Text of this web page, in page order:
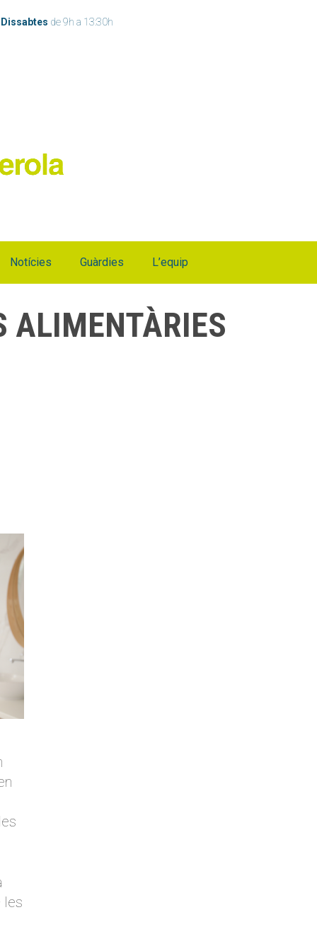
Dissabtes de 9h a 13:30h
Notícies Guàrdies L’equip
ALIMENTÀRIES
les